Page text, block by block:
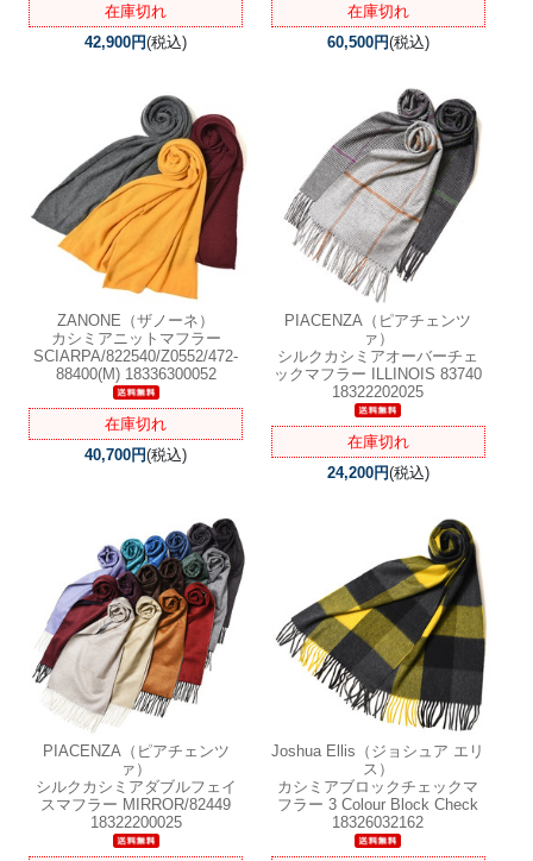
在庫切れ
42,900円(税込)
在庫切れ
60,500円(税込)
ZANONE（ザノーネ）
カシミアニットマフラー
SCIARPA/822540/Z0552/472-
88400(M) 18336300052
在庫切れ
40,700円(税込)
PIACENZA（ピアチェンツ
ァ）
シルクカシミアオーバーチェ
ックマフラー ILLINOIS 83740
18322202025
在庫切れ
24,200円(税込)
PIACENZA（ピアチェンツ
ァ）
シルクカシミアダブルフェイ
スマフラー MIRROR/82449
18322200025
Joshua Ellis（ジョシュア エリ
ス）
カシミアブロックチェックマ
フラー 3 Colour Block Check
18326032162